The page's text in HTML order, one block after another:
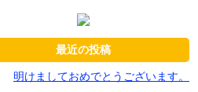
最近の投稿
明けましておめでとうございます。